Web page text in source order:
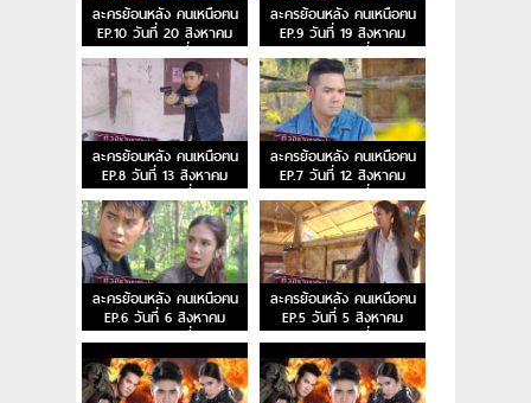
ละครย้อนหลัง คนเหนือฅน
EP.10 วันที่ 20 สิงหาคม
2563 ตอนที่ 10
ละครย้อนหลัง คนเหนือฅน
EP.9 วันที่ 19 สิงหาคม
2563 ตอนที่ 9
ละครย้อนหลัง คนเหนือฅน
EP.8 วันที่ 13 สิงหาคม
2563 ตอนที่ 8
ละครย้อนหลัง คนเหนือฅน
EP.7 วันที่ 12 สิงหาคม
2563 ตอนที่ 7
ละครย้อนหลัง คนเหนือฅน
EP.6 วันที่ 6 สิงหาคม
2563 ตอนที่ 6
ละครย้อนหลัง คนเหนือฅน
EP.5 วันที่ 5 สิงหาคม
2563 ตอนที่ 5